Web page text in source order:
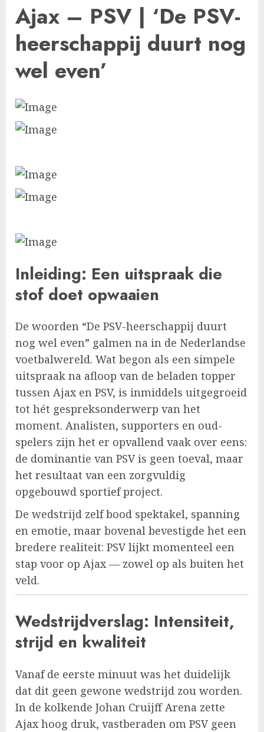
Ajax – PSV | ‘De PSV-
heerschappij duurt nog
wel even’
Inleiding: Een uitspraak die
stof doet opwaaien
De woorden “De PSV-heerschappij duurt
nog wel even” galmen na in de Nederlandse
voetbalwereld. Wat begon als een simpele
uitspraak na afloop van de beladen topper
tussen Ajax en PSV, is inmiddels uitgegroeid
tot hét gespreksonderwerp van het
moment. Analisten, supporters en oud-
spelers zijn het er opvallend vaak over eens:
de dominantie van PSV is geen toeval, maar
het resultaat van een zorgvuldig
opgebouwd sportief project.
De wedstrijd zelf bood spektakel, spanning
en emotie, maar bovenal bevestigde het een
bredere realiteit: PSV lijkt momenteel een
stap voor op Ajax — zowel op als buiten het
veld.
Wedstrijdverslag: Intensiteit,
strijd en kwaliteit
Vanaf de eerste minuut was het duidelijk
dat dit geen gewone wedstrijd zou worden.
In de kolkende Johan Cruijff Arena zette
Ajax hoog druk, vastberaden om PSV geen